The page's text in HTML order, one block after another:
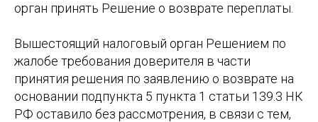
орган принять Решение о возврате переплаты.
Вышестоящий налоговый орган Решением по
жалобе требования доверителя в части
принятия решения по заявлению о возврате на
основании подпункта 5 пункта 1 статьи 139.3 НК
РФ оставило без рассмотрения, в связи с тем,